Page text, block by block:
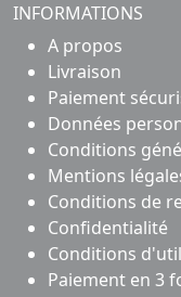
INFORMATIONS
A propos
Livraison
Paiement
Données
Conditions
Mentions
Conditions de
Confidentialité
Conditions
Paiement en 3